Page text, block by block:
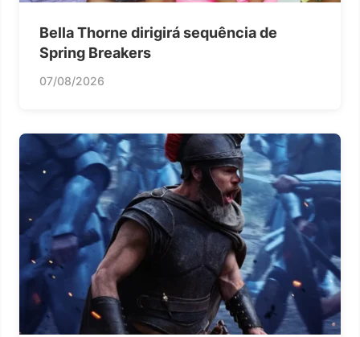
Bella Thorne dirigirá sequência de
Spring Breakers
07/08/2026